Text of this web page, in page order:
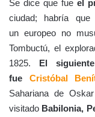
Se dice que fue el
ciudad; habría
un europeo no
Tombuctú, el
1825. El
fue Cristóbal
Sahariana de
visitado Babilonia,